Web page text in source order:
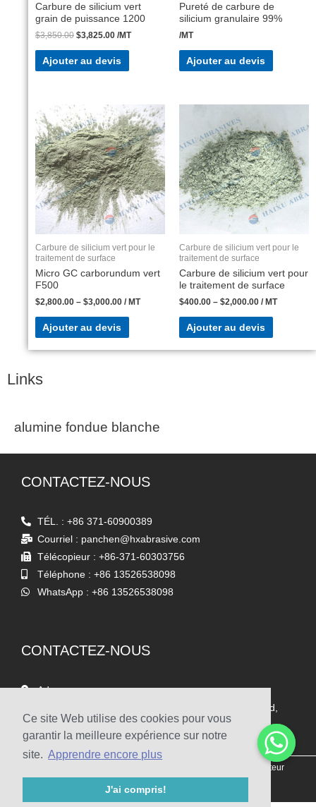
Ce site Web utilise des cookies pour vous
garantir la meilleure expérience sur notre
site. Apprendre encore plus
J'ai compris!
Carbure de silicium vert
grain de puissance 1200
$3,850.00 $3,825.00 /MT
Ajouter au devis
Pureté de carbure de
silicium granulaire 99%
/MT
Ajouter au devis
Carbure de silicium vert pour le
traitement de surface
Micro GC carborundum vert
F500
$2,800.00 – $3,000.00 / MT
Ajouter au devis
Carbure de silicium vert pour le
traitement de surface
Carbure de silicium vert pour
le traitement de surface
$400.00 – $2,000.00 / MT
Ajouter au devis
Links
alumine fondue blanche
CONTACTEZ-NOUS
TÉL. : +86 371-60900389
Courriel : panchen@hxabrasive.com
Télécopieur : +86-371-60303756
Téléphone : +86 13526538098
WhatsApp : +86 13526538098
CONTACTEZ-NOUS
Adresse
Salle 1903, Yaxing Times Square, Songshan South Road,
Zhengzhou, Chine
© 2009-2022 Zhengzhou Haixu Abrasives Co., Ltd. Droits d'auteur